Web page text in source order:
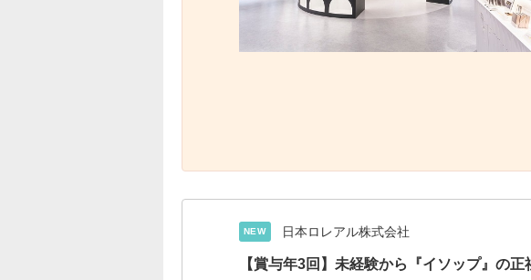
NEW 日本ロレアル株式会社
【賞与年3回】未経験から『イソップ』の